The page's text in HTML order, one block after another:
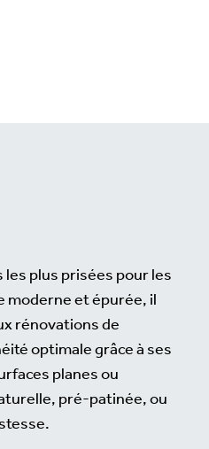
les plus prisées pour les
moderne et épurée, il
rénovations de
optimale grâce à ses
planes ou
pré-patinée, ou